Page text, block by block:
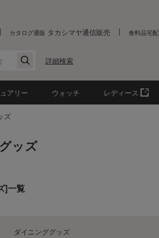
カタログ通販 タカシマヤ通信販売 食料品宅配
詳細検索
アリー ウォッチ レディース
ズ
ッズ
]一覧
ダイニンググッズ